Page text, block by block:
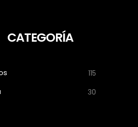
CATEGORÍA
115
30